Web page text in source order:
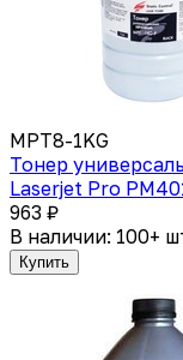
MPT8-1KG
Тонер
Laserjet Pro
963 ₽
В наличии: 100+
Купить